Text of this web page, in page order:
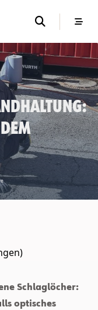
Zu
Straßeninstandhaltung:
Keine
Schlaglöcher:
optisches